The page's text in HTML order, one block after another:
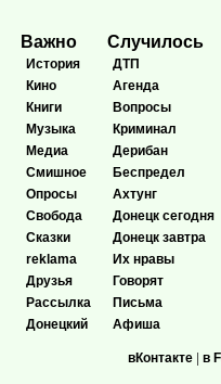
Важно
История
Кино
Книги
Музыка
Медиа
Смишное
Опросы
Свобода
Сказки
reklama
Друзья
Рассылка
Донецкий
Случилось
ДТП
Агенда
Вопросы
Криминал
Дерибан
Беспредел
Ахтунг
Донецк сегодня
Донецк завтра
Их нравы
Говорят
Письма
Афиша
вКонтакте | в